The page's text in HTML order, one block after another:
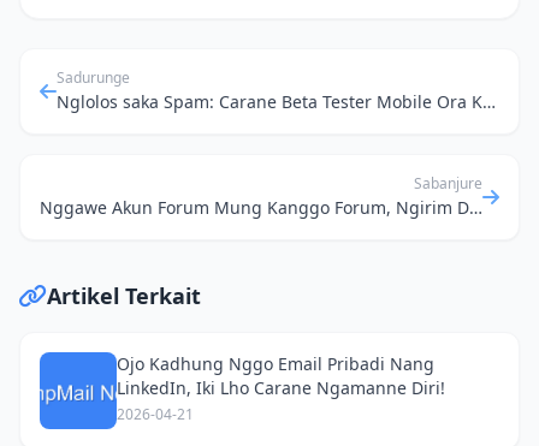
Sadurunge
Nglolos saka Spam: Carane Beta Tester Mobile Ora Keno Gempur Email Utama
Sabanjure
Nggawe Akun Forum Mung Kanggo Forum, Ngirim Dokumen Tanpa Keri: Rahasia Email Sementara
Artikel Terkait
Ojo Kadhung Nggo Email Pribadi Nang
LinkedIn, Iki Lho Carane Ngamanne Diri!
2026-04-21